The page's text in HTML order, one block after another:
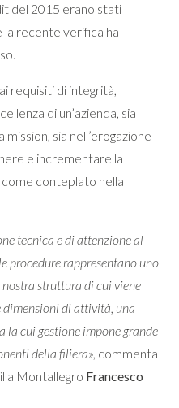
del 2015 erano stati
la recente verifica ha
requisiti di integrità,
di un’azienda, sia
sia nell’erogazione
e incrementare la
conteplato nella
tecnica e di attenzione al
procedure rappresentano uno
struttura di cui viene
di attività, una
la cui gestione impone grande
della filiera», commenta
Montallegro Francesco